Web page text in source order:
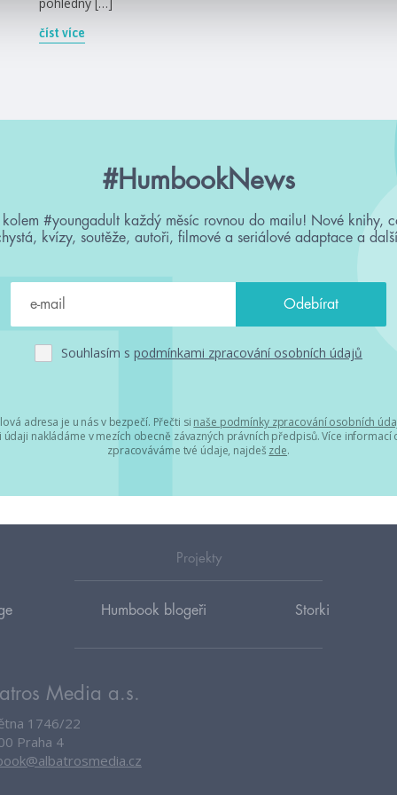
číst více
#HumbookNews
kolem #youngadult každý měsíc rovnou do mailu! Nové knihy,
kvízy, soutěže, autoři, filmové a seriálové adaptace a
Souhlasím s podmínkami zpracování osobních údajů
adresa je u nás v bezpečí. Přečti si naše podmínky zpracování osobních
nakládáme v mezích obecně závazných právních předpisů. Více informací
zpracováváme tvé údaje, najdeš zde.
Projekty
Humbook blogeři Storki
Media a.s.
1746/22
Praha 4